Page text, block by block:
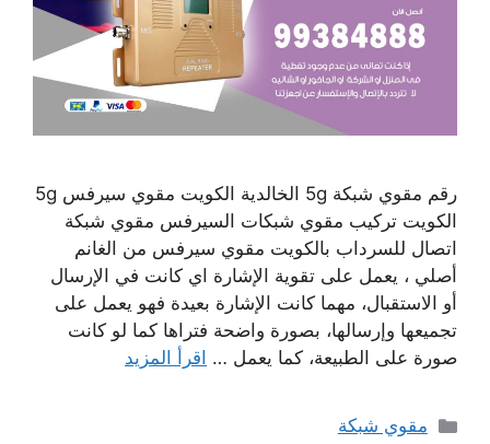
رقم مقوي شبكة 5g الخالدية الكويت مقوي سيرفس 5g
الكويت تركيب مقوي شبكات السيرفس مقوي شبكة
اتصال للسرداب بالكويت مقوي سيرفس من الغانم
أصلي ، يعمل على تقوية الإشارة اي كانت في الإرسال
أو الاستقبال، مهما كانت الإشارة بعيدة فهو يعمل على
تجميعها وإرسالها، بصورة واضحة فتراها كما لو كانت
صورة على الطبيعة، كما يعمل … اقرأ المزيد
التصنيفات
مقوي شبكة